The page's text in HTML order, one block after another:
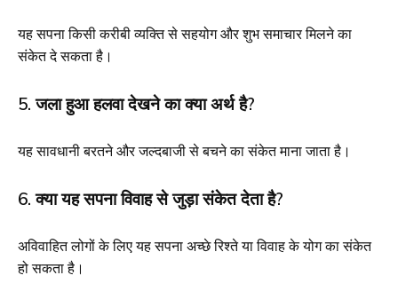
यह सपना किसी करीबी व्यक्ति से सहयोग और शुभ समाचार मिलने का
संकेत दे सकता है।
5. जला हुआ हलवा देखने का क्या अर्थ है?
यह सावधानी बरतने और जल्दबाजी से बचने का संकेत माना जाता है।
6. क्या यह सपना विवाह से जुड़ा संकेत देता है?
अविवाहित लोगों के लिए यह सपना अच्छे रिश्ते या विवाह के योग का संकेत
हो सकता है।